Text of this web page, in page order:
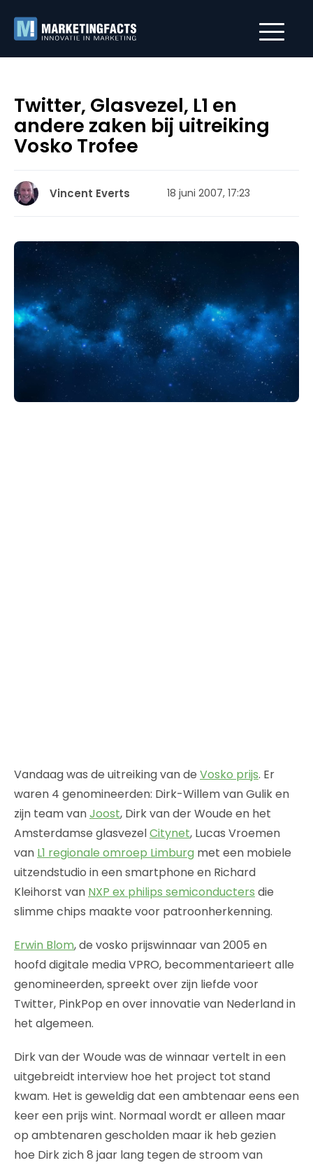
Twitter, Glasvezel, L1 en
andere zaken bij uitreiking
Vosko Trofee
Vincent Everts 18 juni 2007, 17:23
Vandaag was de uitreiking van de Vosko prijs. Er
waren 4 genomineerden: Dirk-Willem van Gulik en
zijn team vanJoost, Dirk van der Woude en het
Amsterdamse glasvezelCitynet, Lucas Vroemen
van L1 regionale omroep Limburg met een mobiele
uitzendstudio in een smartphone en Richard
Kleihorst van NXP ex philips semiconducters die
slimme chips maakte voor patroonherkenning.
Erwin Blom, de vosko prijswinnaar van 2005 en
hoofd digitale media VPRO, becommentarieert alle
genomineerden, spreekt over zijn liefde voor
Twitter, PinkPop en over innovatie van Nederland in
het algemeen.
Dirk van der Woude was de winnaar vertelt in een
uitgebreidt interview hoe het project tot stand
kwam. Het is geweldig dat een ambtenaar eens een
keer een prijs wint. Normaal wordt er alleen maar
op ambtenaren gescholden maar ik heb gezien
hoe Dirk zich 8 jaar lang tegen de stroom van